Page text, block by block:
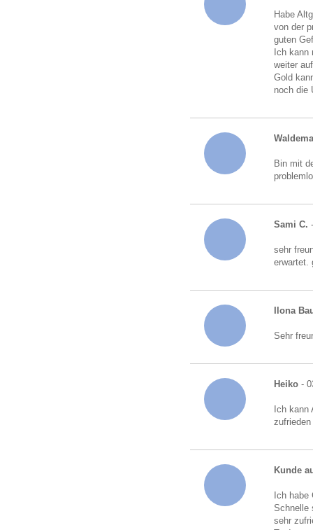
Habe
von der
guten
Ich kann
weiter
Gold
noch die
Bin mit
Sami C.
sehr
erwartet.
Ilona
Sehr
Heiko -
Ich
Kunde
Ich
Schnelle
sehr